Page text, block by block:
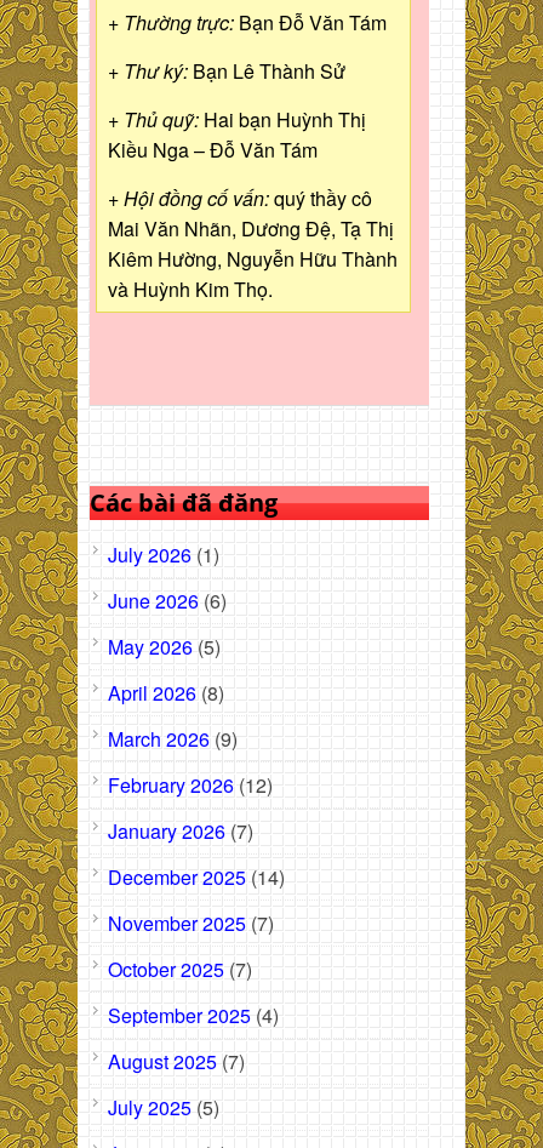
+ Thường trực: Bạn Đỗ Văn Tám
+ Thư ký: Bạn Lê Thành Sử
+ Thủ quỹ: Hai bạn Huỳnh Thị
Kiều Nga – Đỗ Văn Tám
+ Hội đồng cố vấn:quý thầy cô
Mai Văn Nhãn, Dương Đệ, Tạ Thị
Kiêm Hường, Nguyễn Hữu Thành
và Huỳnh Kim Thọ.
Các bài đã đăng
July 2026 (1)
June 2026 (6)
May 2026 (5)
April 2026 (8)
March 2026 (9)
February 2026 (12)
January 2026 (7)
December 2025 (14)
November 2025 (7)
October 2025 (7)
September 2025 (4)
August 2025 (7)
July 2025 (5)